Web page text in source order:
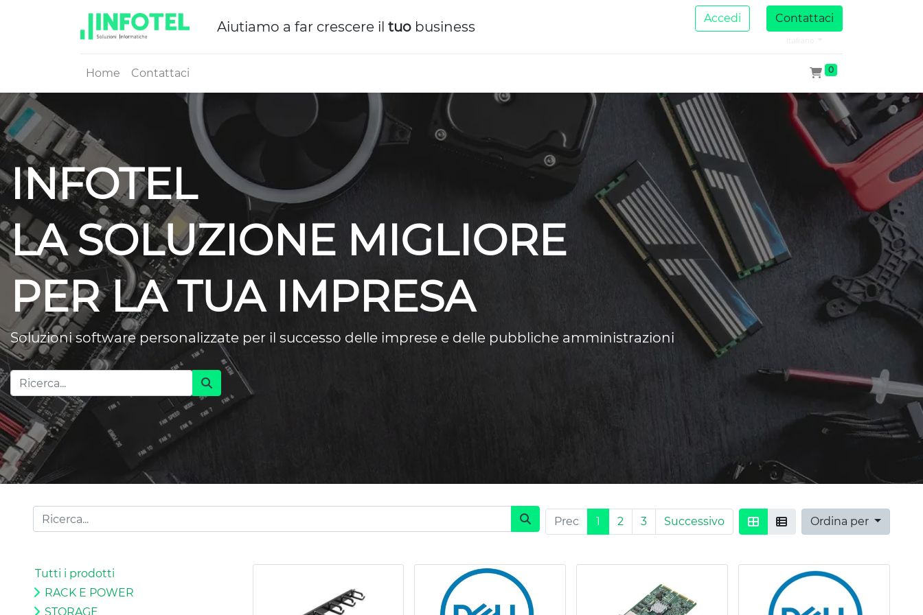
Aiutiamo a far crescere il tuo business
Accedi Contattaci
Home Contattaci 0
INFOTEL
LA SOLUZIONE MIGLIORE
PER LA TUA IMPRESA
Soluzioni software personalizzate per il successo delle imprese e delle pubbliche amministrazioni
Prec 1 2 3 Successivo Ordina per
Tutti i prodotti
RACK E POWER
STORAGE